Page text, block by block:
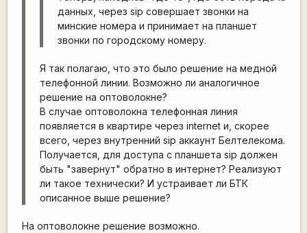
данных, через sip совершает звонки на
минские номера и принимает на планшет
звонки по городскому номеру.
Я так полагаю, что это было решение на медной
телефонной линии. Возможно ли аналогичное
решение на оптоволокне?
В случае оптоволокна телефонная линия
появляется в квартире через internet и, скорее
всего, через внутренний sip аккаунт Белтелекома.
Получается, для доступа с планшета sip должен
быть "завернут" обратно в интернет? Реализуют
ли такое технически? И устраивает ли БТК
описанное выше решение?
На оптоволокне решение возможно.